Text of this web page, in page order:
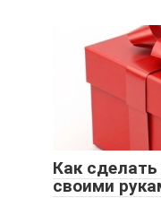
Как
своими